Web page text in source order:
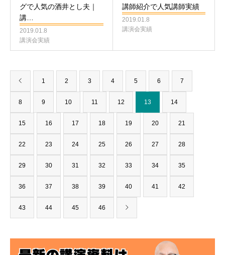
グで人気の酒井とし夫｜
講…
2019.01.8
講演会実績
講師紹介で人気講師実績
2019.01.8
講演会実績
1 2 3 4 5 6 7
8 9 10 11 12 13 14
15 16 17 18 19 20 21
22 23 24 25 26 27 28
29 30 31 32 33 34 35
36 37 38 39 40 41 42
43 44 45 46